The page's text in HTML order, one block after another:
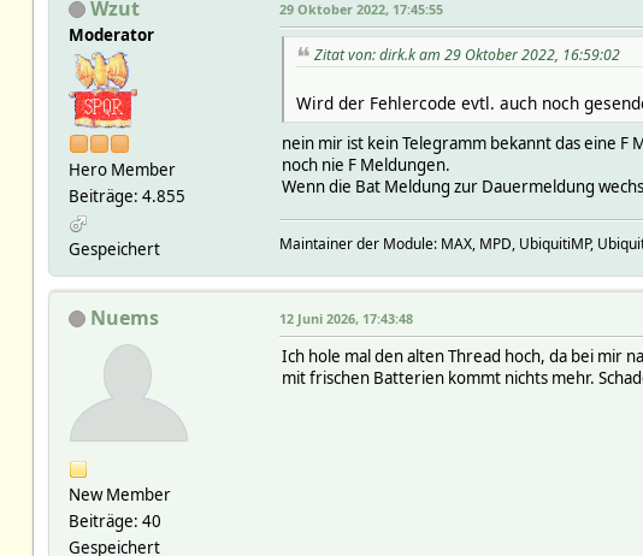
Wzut
Moderator
Hero Member
Beiträge: 4.855
Gespeichert
29 Oktober 2022, 17:45:55
Zitat von: dirk.k am 29 Oktober 2022, 16:59:02
Wird der Fehlercode evtl. auch noch
nein mir ist kein Telegramm bekannt das eine
noch nie F Meldungen.
Wenn die Bat Meldung zur Dauermeldung
Maintainer der Module: MAX, MPD, UbiquitiMP,
Nuems
New Member
Beiträge: 40
Gespeichert
12 Juni 2026, 17:43:48
Ich hole mal den alten Thread hoch, da bei mir
mit frischen Batterien kommt nichts mehr.